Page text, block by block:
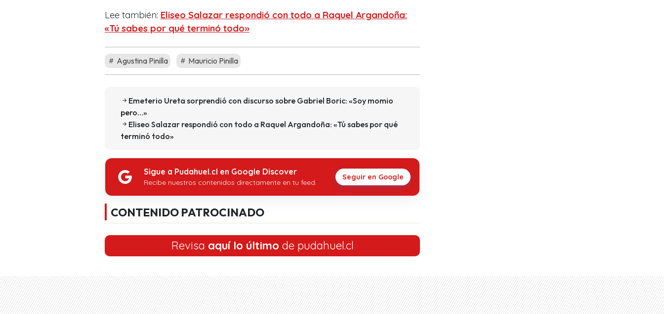
Lee también: Eliseo Salazar respondió con todo a Raquel Argandoña:
«Tú sabes por qué terminó todo»
Agustina Pinilla Mauricio Pinilla
Emeterio Ureta sorprendió con discurso sobre Gabriel Boric: «Soy momio
pero…»
Eliseo Salazar respondió con todo a Raquel Argandoña: «Tú sabes por qué
terminó todo»
Sigue a Pudahuel.cl en Google Discover
Recibe nuestros contenidos directamente en tu feed.
Seguir en Google
CONTENIDO PATROCINADO
Revisa aquí lo último de pudahuel.cl